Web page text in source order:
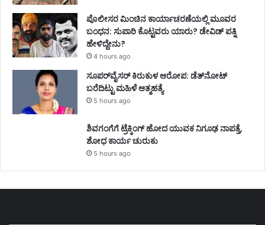
ಪೊಲೀಸರ ಮಿಂಚಿನ ಕಾರ್ಯಾಚರಣೆಯಲ್ಲಿ ಮೂವರ
ಬಂಧನ: ಸುಪಾರಿ ಕೊಟ್ಟವರು ಯಾರು? ಡೇವಿಡ್ ಪತ್ನಿ
ಹೇಳಿದ್ದೇನು?
4 hours ago
ಸೂಪರ್‌ವೈಸರ್‌ ಕಿರುಕುಳ ಆರೋಪ: ಡೆತ್‌ನೋಟ್‌
ಬರೆದಿಟ್ಟು ಮಹಿಳೆ ಆತ್ಮಹತ್ಯೆ
5 hours ago
ಶಿವಗಂಗೆಗೆ ಟ್ರೆಕ್ಕಿಂಗ್‌ ಹೋದ ಯುವಕ ನಿಗೂಢ ನಾಪತ್ತೆ,
ಶೋಧ ಕಾರ್ಯ ಚುರುಕು
5 hours ago